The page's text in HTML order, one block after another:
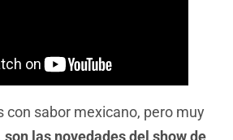
con sabor mexicano, pero muy
son las novedades del show de